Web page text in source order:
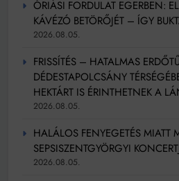
ÓRIÁSI FORDULAT EGERBEN:
KÁVÉZÓ BETÖRŐJÉT – ÍGY
2026.08.05.
FRISSÍTÉS – HATALMAS
DÉDESTAPOLCSÁNY
HEKTÁRT IS ÉRINTHETNEK A
2026.08.05.
HALÁLOS FENYEGETÉS MIATT
SEPSISZENTGYÖRGYI
2026.08.05.